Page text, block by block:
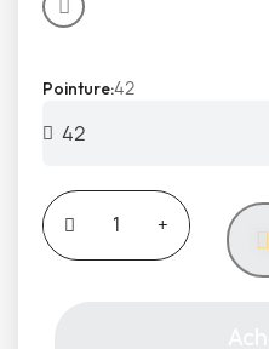
Pointure42